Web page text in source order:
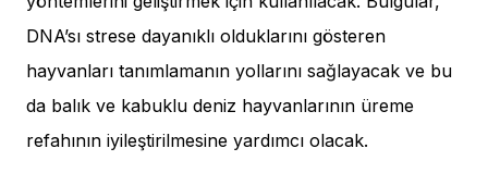
DNA’sı strese dayanıklı olduklarını gösteren
hayvanları tanımlamanın yollarını sağlayacak ve bu
da balık ve kabuklu deniz hayvanlarının üreme
refahının iyileştirilmesine yardımcı olacak.